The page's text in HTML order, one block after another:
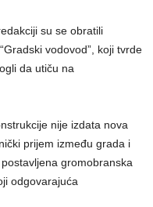
su se obratili
vodovod”, koji tvrde
da utiču na
nije izdata nova
prijem između grada i
gromobranska
odgovarajuća